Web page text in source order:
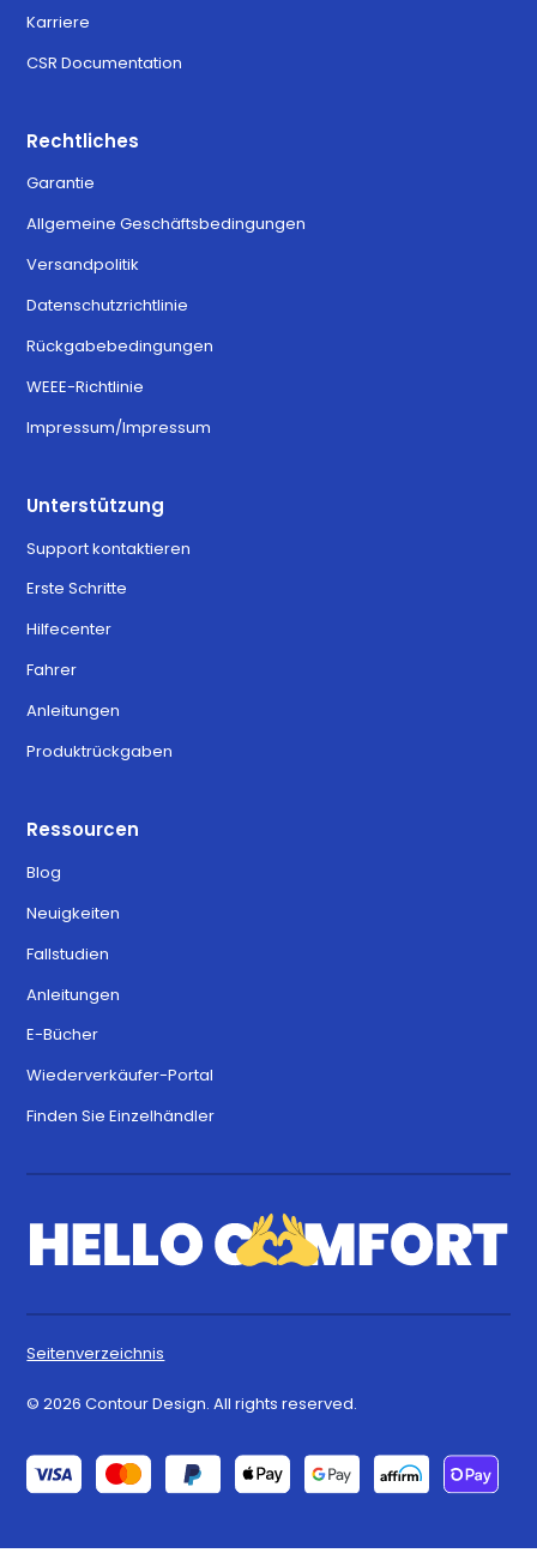
Karriere
CSR Documentation
Rechtliches
Garantie
Allgemeine Geschäftsbedingungen
Versandpolitik
Datenschutzrichtlinie
Rückgabebedingungen
WEEE-Richtlinie
Impressum/Impressum
Unterstützung
Support kontaktieren
Erste Schritte
Hilfecenter
Fahrer
Anleitungen
Produktrückgaben
Ressourcen
Blog
Neuigkeiten
Fallstudien
Anleitungen
E-Bücher
Wiederverkäufer-Portal
Finden Sie Einzelhändler
© 2026 Contour Design. All rights reserved.
Seitenverzeichnis